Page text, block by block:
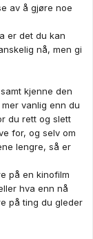
av å gjøre noe
er det du kan
nå, men gi
kjenne den
vanlig enn du
du rett og slett
for, og selv om
lengre, så er
på en kinofilm
hva enn nå
på ting du gleder